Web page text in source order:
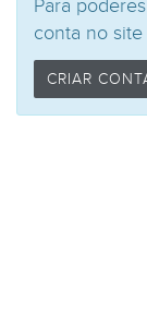
Para
conta no
CRIAR